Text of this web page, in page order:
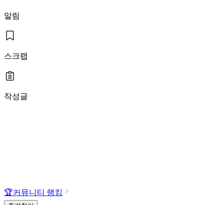
알림
스크랩
작성글
🏆커뮤니티 랭킹